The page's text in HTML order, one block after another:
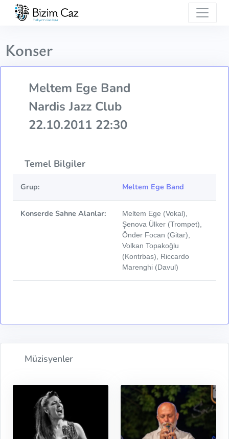
Konser
Meltem Ege Band
Nardis Jazz Club
22.10.2011 22:30
Temel Bilgiler
Grup: Meltem Ege Band
Konserde Sahne Alanlar:
Meltem Ege (Vokal),
Şenova Ülker (Trompet),
Önder Focan (Gitar),
Volkan Topakoğlu
(Kontrbas), Riccardo
Marenghi (Davul)
Müzisyenler